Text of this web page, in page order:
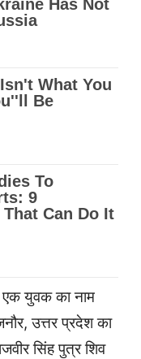
युवक का नाम
उत्तर प्रदेश का
सिंह पुत्र शिव